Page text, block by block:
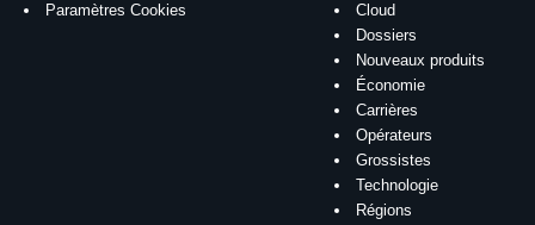
Paramètres Cookies
Cloud
Dossiers
Nouveaux produits
Économie
Carrières
Opérateurs
Grossistes
Technologie
Régions